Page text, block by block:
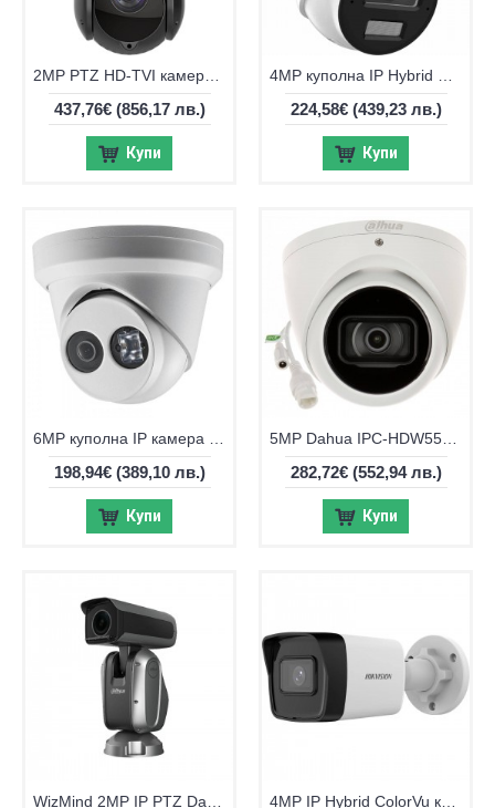
437,76€(856,17 лв.)
Купи
224,58€(439,23 лв.)
Купи
198,94€(389,10 лв.)
Купи
282,72€(552,94 лв.)
Купи